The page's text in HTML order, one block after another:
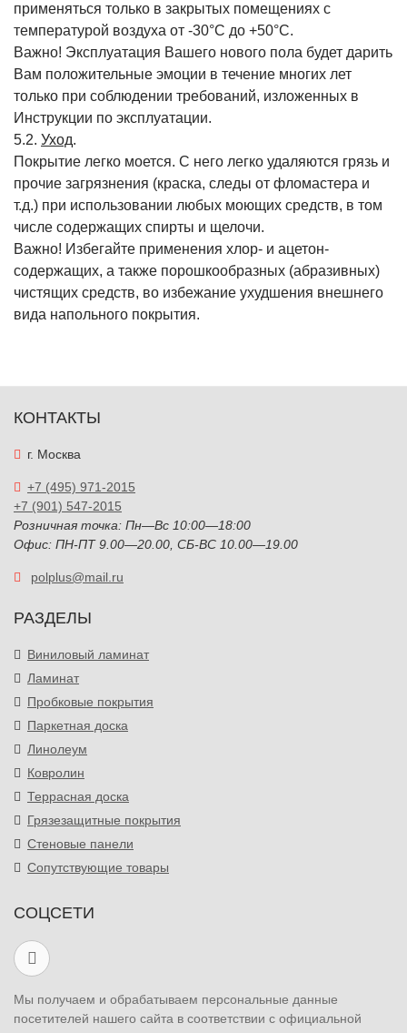
применяться только в закрытых помещениях с
температурой воздуха от -30°С до +50°С.
Важно! Эксплуатация Вашего нового пола будет дарить
Вам положительные эмоции в течение многих лет
только при соблюдении требований, изложенных в
Инструкции по эксплуатации.
5.2. Уход.
Покрытие легко моется. С него легко удаляются грязь и
прочие загрязнения (краска, следы от фломастера и
т.д.) при использовании любых моющих средств, в том
числе содержащих спирты и щелочи.
Важно! Избегайте применения хлор- и ацетон-
содержащих, а также порошкообразных (абразивных)
чистящих средств, во избежание ухудшения внешнего
вида напольного покрытия.
КОНТАКТЫ
г. Москва
+7 (495) 971-2015
+7 (901) 547-2015
Розничная точка: Пн—Вс 10:00—18:00
Офис: ПН-ПТ 9.00—20.00, СБ-ВС 10.00—19.00
polplus@mail.ru
РАЗДЕЛЫ
Виниловый ламинат
Ламинат
Пробковые покрытия
Паркетная доска
Линолеум
Ковролин
Террасная доска
Грязезащитные покрытия
Стеновые панели
Сопутствующие товары
СОЦСЕТИ
Мы получаем и обрабатываем персональные данные
посетителей нашего сайта в соответствии с официальной